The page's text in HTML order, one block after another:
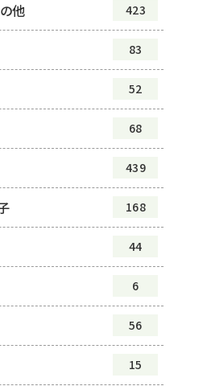
他 423
83
52
68
439
168
44
6
56
15